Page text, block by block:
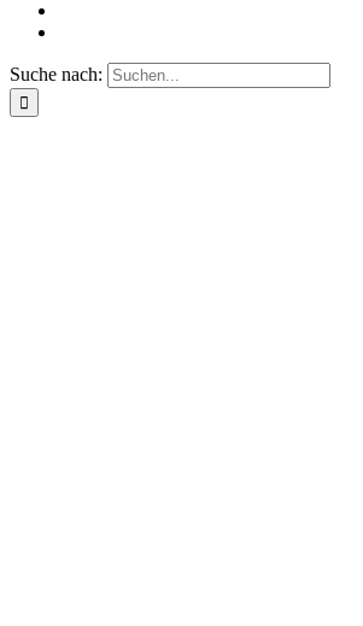
Suche nach: